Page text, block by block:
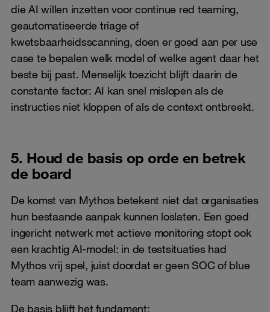
die AI willen inzetten voor continue red teaming,
geautomatiseerde triage of
kwetsbaarheidsscanning, doen er goed aan per use
case te bepalen welk model of welke agent daar het
beste bij past. Menselijk toezicht blijft daarin de
constante factor: AI kan snel mislopen als de
instructies niet kloppen of als de context ontbreekt.
5. Houd de basis op orde en betrek
de board
De komst van Mythos betekent niet dat organisaties
hun bestaande aanpak kunnen loslaten. Een goed
ingericht netwerk met actieve monitoring stopt ook
een krachtig AI-model: in de testsituaties had
Mythos vrij spel, juist doordat er geen SOC of blue
team aanwezig was.
De basis blijft het fundament: